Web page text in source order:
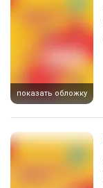
показать обложку